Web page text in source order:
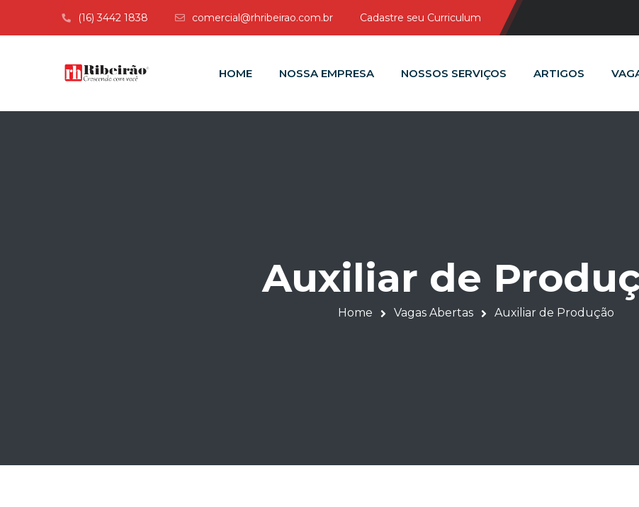
(16) 3442 1838 comercial@rhribeirao.com.br Cadastre seu Curriculum
HOME NOSSA EMPRESA NOSSOS SERVIÇOS ARTIGOS
Auxiliar de
Home Vagas Abertas Auxiliar de Produção